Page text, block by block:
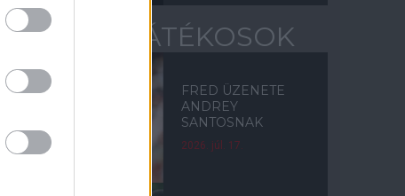
EGYKORI JÁTÉKOSOK
FRED ÜZENETE
ANDREY
SANTOSNAK
2026. júl. 17.